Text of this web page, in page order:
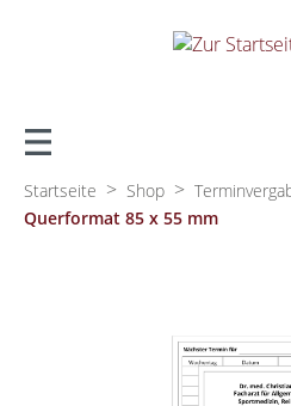
Startseite > Shop >
Querformat 85 x 55 mm